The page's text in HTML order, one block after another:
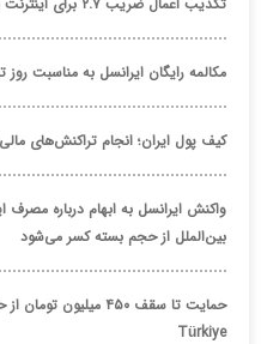
مکالمه رایگان ایرانسل به مناسبت روز
کیف پول ایران؛ انجام تراکنش‌های
واکنش ایرانسل به ابهام درباره مصرف
بین‌الملل از حجم بسته کسر می‌شود
Türkiye